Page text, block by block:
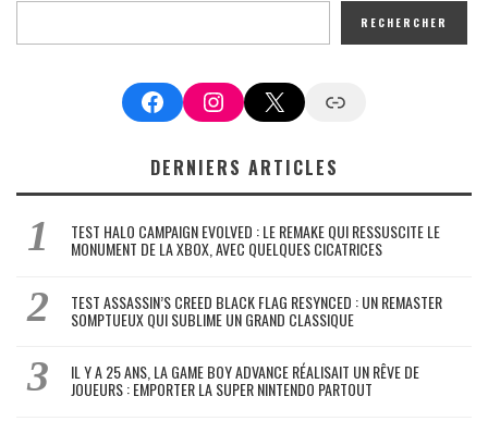
RECHERCHER
FacebookInstagram
X Google News
DERNIERS ARTICLES
TEST HALO CAMPAIGN EVOLVED : LE REMAKE QUI RESSUSCITE LE
MONUMENT DE LA XBOX, AVEC QUELQUES CICATRICES
TEST ASSASSIN’S CREED BLACK FLAG RESYNCED : UN REMASTER
SOMPTUEUX QUI SUBLIME UN GRAND CLASSIQUE
IL Y A 25 ANS, LA GAME BOY ADVANCE RÉALISAIT UN RÊVE DE
JOUEURS : EMPORTER LA SUPER NINTENDO PARTOUT